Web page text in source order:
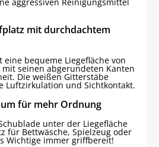
mit durchdachtem
bequeme Liegefläche von
seinen abgerundeten Kanten
Die weißen Gitterstäbe
Luftzirkulation und Sichtkontakt.
für mehr Ordnung
unter der Liegefläche
für Bettwäsche, Spielzeug oder
Wichtige immer griffbereit!